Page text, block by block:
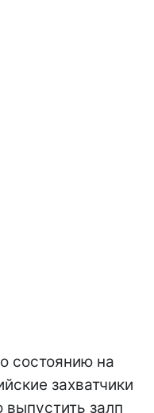
состоянию на
захватчики
залп